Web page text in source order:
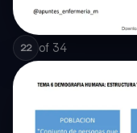
22 of 34